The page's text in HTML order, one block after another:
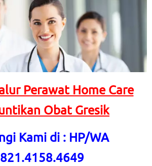
Perawat Home Care
Obat Gresik
Kami di : HP/WA